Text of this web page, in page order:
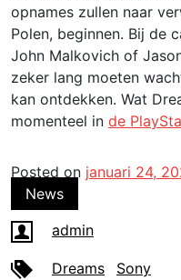
opnames zullen naar
Polen, beginnen. Bij de
John Malkovich of
zeker lang moeten
kan ontdekken. Wat
momenteel in de
Posted on januari 24,
News
admin
Dreams Sony